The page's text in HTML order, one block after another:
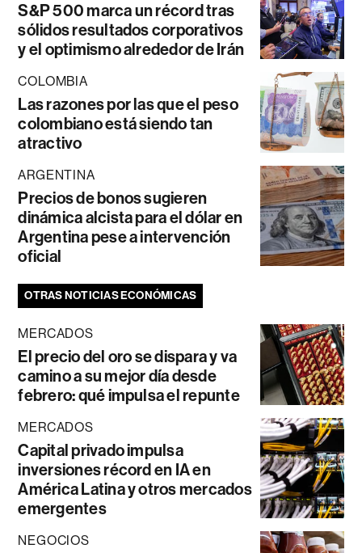
S&P 500 marca un récord tras
sólidos resultados corporativos
y el optimismo alrededor de Irán
COLOMBIA
Las razones por las que el peso
colombiano está siendo tan
atractivo
ARGENTINA
Precios de bonos sugieren
dinámica alcista para el dólar en
Argentina pese a intervención
oficial
OTRAS NOTICIAS ECONÓMICAS
MERCADOS
El precio del oro se dispara y va
camino a su mejor día desde
febrero: qué impulsa el repunte
MERCADOS
Capital privado impulsa
inversiones récord en IA en
América Latina y otros mercados
emergentes
NEGOCIOS